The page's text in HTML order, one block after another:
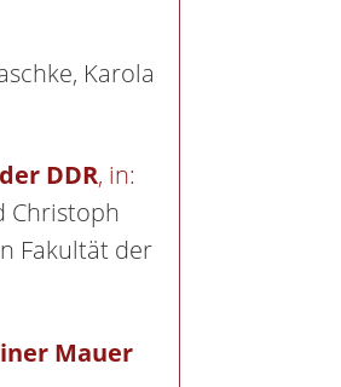
Karola
DDR, in:
Christoph
Fakultät der
Mauer